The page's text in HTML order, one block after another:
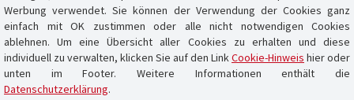
Werbung verwendet. Sie können der Verwendung der Cookies ganz
einfach mit OK zustimmen oder alle nicht notwendigen Cookies
ablehnen. Um eine Übersicht aller Cookies zu erhalten und diese
individuell zu verwalten, klicken Sie auf den LinkCookie-Hinweis hier oder
unten im Footer. Weitere Informationen enthält die
Datenschutzerklärung.